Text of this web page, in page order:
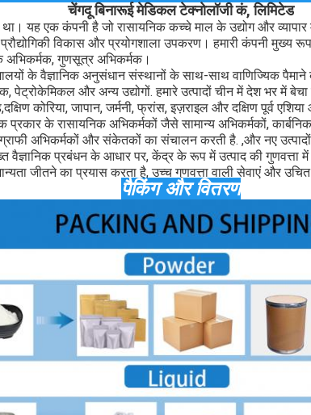
चेंगदू बिनारूई मेडिकल टेक्नोलॉजी कं, लिमिटेड
यह एक कंपनी है जो रासायनिक कच्चे माल के उद्योग और व्यापार
विकास और प्रयोगशाला उपकरण। हमारी कंपनी मुख्य
अभिकर्मक, गुणसूत्र अभिकर्मक।
के वैज्ञानिक अनुसंधान संस्थानों के साथ-साथ वाणिज्यिक
पेट्रोकेमिकल और अन्य उद्योगों. हमारे उत्पादों चीन में देश भर में
कोरिया, जापान, जर्मनी, फ्रांस, इज़राइल और दक्षिण पूर्व
के रासायनिक अभिकर्मकों जैसे सामान्य अभिकर्मकों,
अभिकर्मकों और संकेतकों का संचालन करती है. ,और नए
वैज्ञानिक प्रबंधन के आधार पर, केंद्र के रूप में उत्पाद की गुणवत्ता
जीतने का प्रयास करता है, उच्च गुणवत्ता वाली सेवाएं और
पैकिंग और वितरण